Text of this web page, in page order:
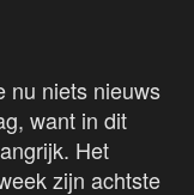
nu niets nieuws
want in dit
Het
zijn achtste